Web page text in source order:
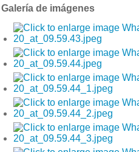
Galería de imágenes